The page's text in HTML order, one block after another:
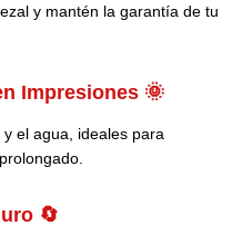
y mantén la garantía de tu
Impresiones 🌞
el agua, ideales para
🔄